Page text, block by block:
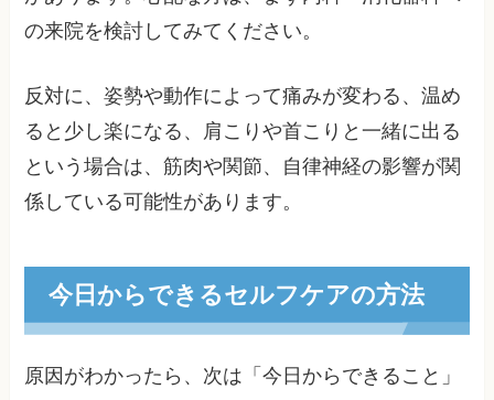
の来院を検討してみてください。
反対に、姿勢や動作によって痛みが変わる、温め
ると少し楽になる、肩こりや首こりと一緒に出る
という場合は、筋肉や関節、自律神経の影響が関
係している可能性があります。
今日からできるセルフケアの方法
原因がわかったら、次は「今日からできること」